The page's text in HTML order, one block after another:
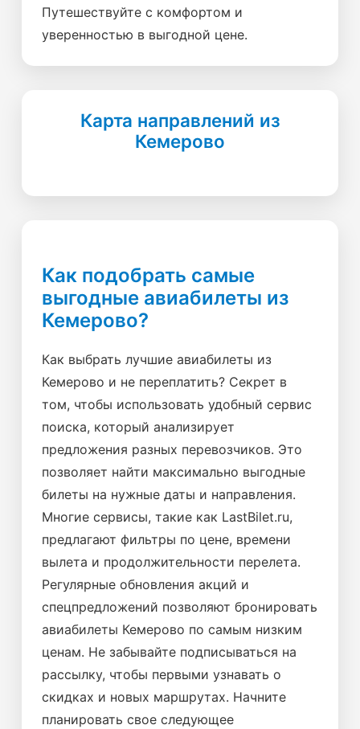
Путешествуйте с комфортом и
уверенностью в выгодной цене.
Карта направлений из
Кемерово
Как подобрать самые
выгодные авиабилеты из
Кемерово?
Как выбрать лучшие авиабилеты из
Кемерово и не переплатить? Секрет в
том, чтобы использовать удобный сервис
поиска, который анализирует
предложения разных перевозчиков. Это
позволяет найти максимально выгодные
билеты на нужные даты и направления.
Многие сервисы, такие как LastBilet.ru,
предлагают фильтры по цене, времени
вылета и продолжительности перелета.
Регулярные обновления акций и
спецпредложений позволяют бронировать
авиабилеты Кемерово по самым низким
ценам. Не забывайте подписываться на
рассылку, чтобы первыми узнавать о
скидках и новых маршрутах. Начните
планировать свое следующее